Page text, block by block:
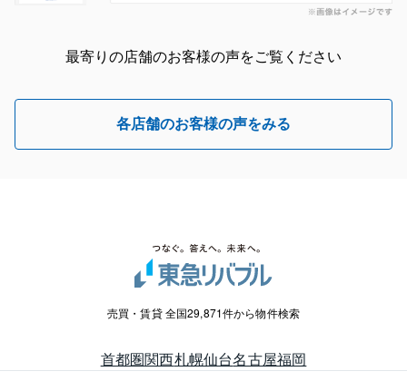
最寄りの店舗のお客様の声をご覧ください
各店舗のお客様の声をみる
売買・賃貸 全国29,871件から物件検索
首都圏関西札幌仙台名古屋福岡